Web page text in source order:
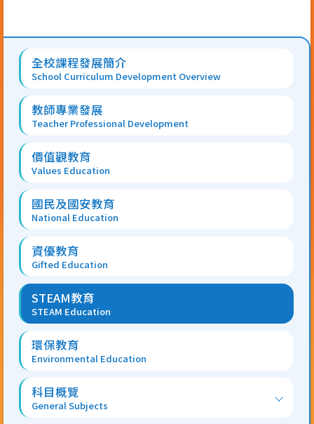
Main
navigation
全校課程發展簡介
School Curriculum Development Overview
教師專業發展
Teacher Professional Development
價值觀教育
Values Education
國民及國安教育
National Education
資優教育
Gifted Education
STEAM教育
STEAM Education
環保教育
Environmental Education
科目概覽
General Subjects